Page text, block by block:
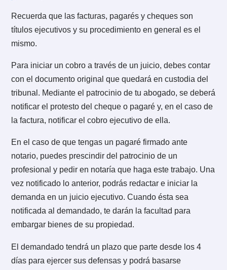
cobrar una factura extrajudicialmente en cuotas. Esto
permitirá que la empresa no quiebre a causa de
la deuda en una cuota a través de un juicio y te
con más garantías que la primera vez).
Los beneficios de la cobranza extrajudicial son
es muy importante que te asesores bien para obtener
Toda clase de carta para solicitar el pago no supone
se haya iniciado un juicio contra el deudor. Es decir,
carta de recordatorio de pago, el modelo de carta de
cobranza, las llamadas de cobranza, o correos
electrónicos de cobranza prejudicial no son
ningún caso, de demanda o de juicio. Por el contrario,
aquellos que aluden a supuestas acciones judiciales,
están expresamente prohibidos por laLey de